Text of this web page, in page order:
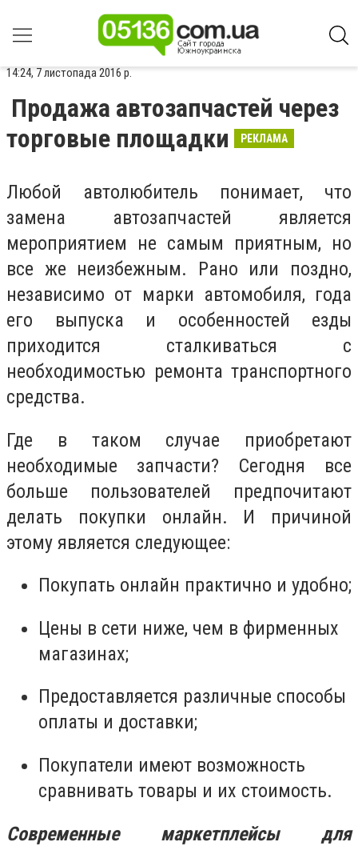
14:24, 7 листопада 2016 р.
Продажа автозапчастей через
торговые площадки
РЕКЛАМА
Любой автолюбитель понимает, что
замена автозапчастей является
мероприятием не самым приятным, но
все же неизбежным. Рано или поздно,
независимо от марки автомобиля, года
его выпуска и особенностей езды
приходится сталкиваться с
необходимостью ремонта транспортного
средства.
Где в таком случае приобретают
необходимые запчасти? Сегодня все
больше пользователей предпочитают
делать покупки онлайн. И причиной
этому является следующее:
Покупать онлайн практично и удобно;
Цены в сети ниже, чем в фирменных
магазинах;
Предоставляется различные способы
оплаты и доставки;
Покупатели имеют возможность
сравнивать товары и их стоимость.
Современные маркетплейсы для